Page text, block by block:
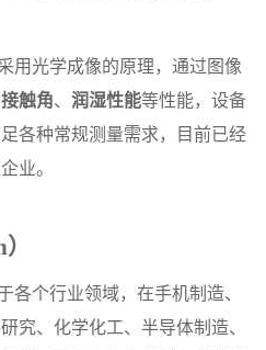
用光学成像的原理，通过图像
接触角、润湿性能等性能，设备
各种常规测量需求，目前已经
业。
各个行业领域，在手机制造、
究、化学化工、半导体制造、